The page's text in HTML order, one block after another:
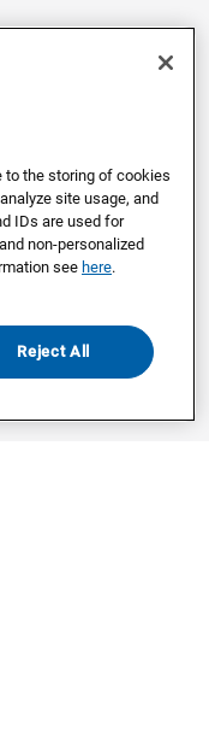
to the storing of cookies
site usage, and
IDs are used for
non-personalized
see here.
Reject All